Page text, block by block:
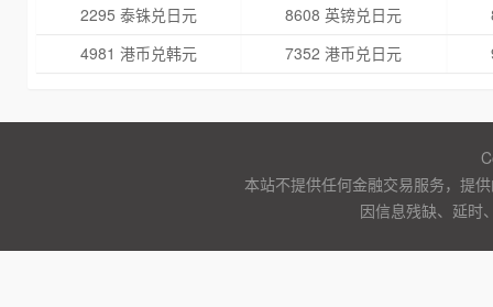
2295 泰铢兑日元
8608 英镑兑日元
4981 港币兑韩元
7352 港币兑日元
本站不提供任何金融交易服务，提
因信息残缺、延时